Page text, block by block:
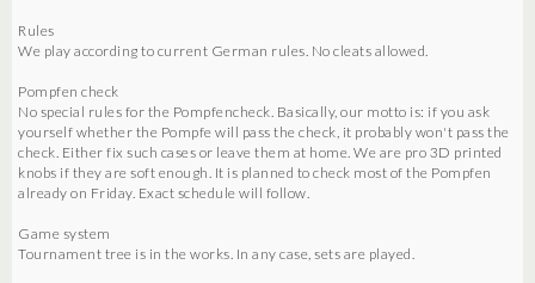
Rules
We play according to current German rules. No cleats allowed.
Pompfen check
No special rules for the Pompfencheck. Basically, our motto is: if you ask
yourself whether the Pompfe will pass the check, it probably won't pass the
check. Either fix such cases or leave them at home. We are pro 3D printed
knobs if they are soft enough. It is planned to check most of the Pompfen
already on Friday. Exact schedule will follow.
Game system
Tournament tree is in the works. In any case, sets are played.